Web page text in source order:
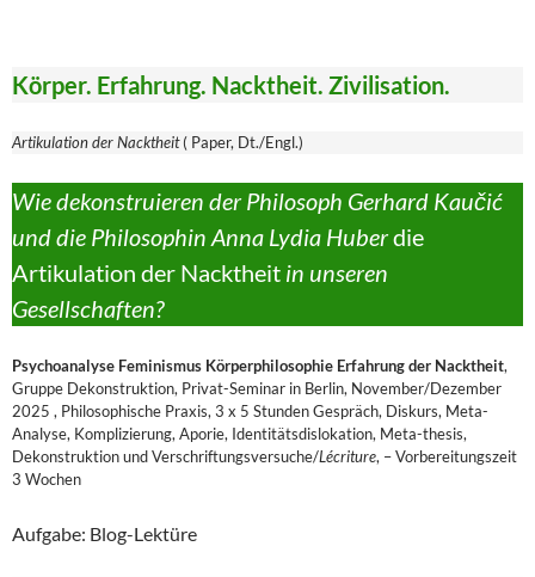
Körper. Erfahrung. Nacktheit. Zivilisation.
Artikulation der Nacktheit( Paper, Dt./Engl.)
Wie dekonstruieren der Philosoph Gerhard Kaučić
und die Philosophin Anna Lydia Huberdie
Artikulation der Nacktheit in unseren
Gesellschaften?
Psychoanalyse Feminismus Körperphilosophie Erfahrung der Nacktheit,
Gruppe Dekonstruktion, Privat-Seminar in Berlin, November/Dezember
2025 , Philosophische Praxis, 3 x 5 Stunden Gespräch, Diskurs, Meta-
Analyse, Komplizierung, Aporie, Identitätsdislokation, Meta-thesis,
Dekonstruktion und Verschriftungsversuche/Lécriture, – Vorbereitungszeit
3 Wochen
Aufgabe: Blog-Lektüre